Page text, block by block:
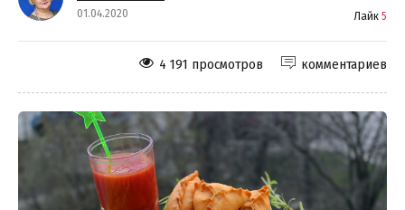
01.04.2020 Лайк 5
комментариев
4 191 просмотров